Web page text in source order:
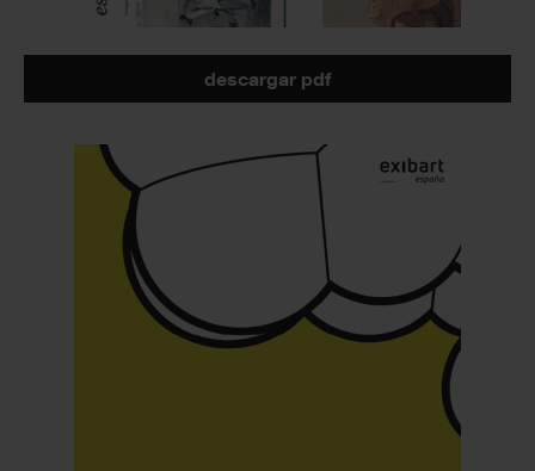
descargar pdf